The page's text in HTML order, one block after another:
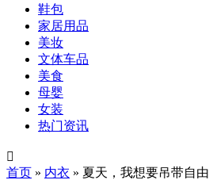
鞋包
家居用品
美妆
文体车品
美食
母婴
女装
热门资讯

首页 » 内衣 » 夏天，我想要吊带自由